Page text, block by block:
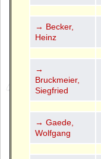
→ Becker,
Heinz
→
Bruckmeier,
Siegfried
→ Gaede,
Wolfgang